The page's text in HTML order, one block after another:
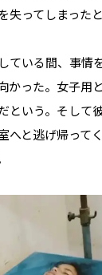
ってしまったと
ている間、事情
かった。女子用
という。そして
へと逃げ帰って